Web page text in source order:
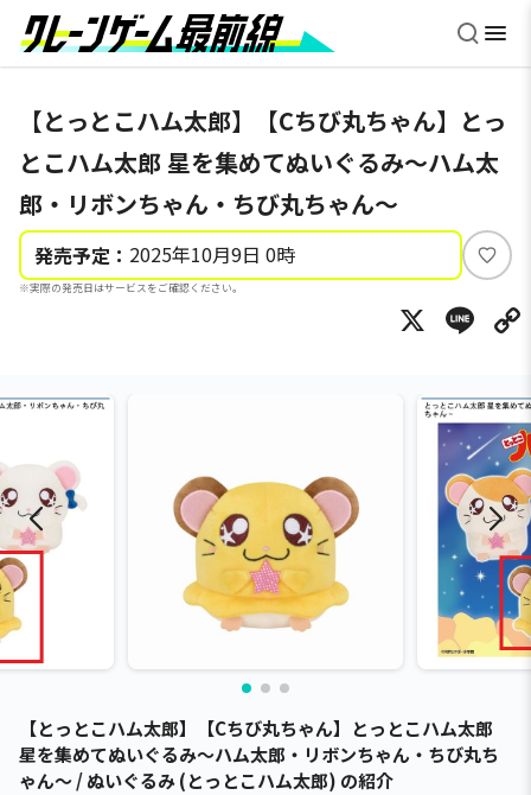
【とっとこハム太郎】【Cちび丸ちゃん】とっ
とこハム太郎 星を集めてぬいぐるみ～ハム太
郎・リボンちゃん・ちび丸ちゃん～
発売予定： 2025年10月9日 0時
※実際の発売日はサービスをご確認ください。
い
ね
X
【とっとこハム太郎】【Cちび丸ちゃん】とっとこハム太郎
星を集めてぬいぐるみ～ハム太郎・リボンちゃん・ちび丸ち
ゃん～ / ぬいぐるみ (とっとこハム太郎) の紹介